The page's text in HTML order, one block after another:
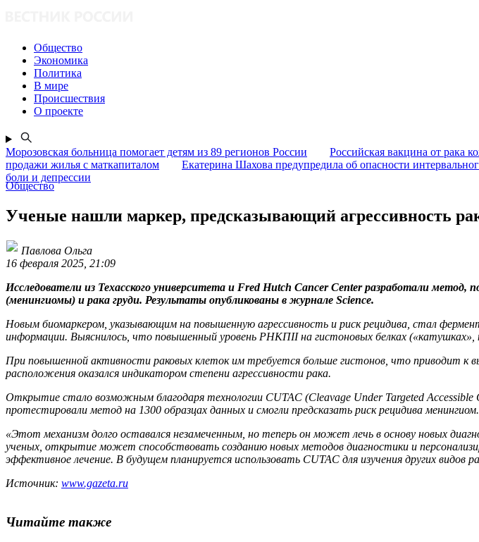
Общество
Экономика
Политика
В мире
Происшествия
О проекте
Морозовская больница помогает детям из 89 регионов России Российская вакцина от рака
продажи жилья с маткапиталом
Екатерина Шахова предупредила об опасности
боли и депрессии
Общество
Ученые нашли маркер, предсказывающий агрессивность
Павлова Ольга
16 февраля 2025, 21:09
Исследователи из Техасского университета и Fred Hutch Cancer Center разработали метод,
(менингиомы) и рака груди. Результаты опубликованы в журнале Science.
Новым биомаркером, указывающим на повышенную агрессивность и риск рецидива, стал
информации. Выяснилось, что повышенный уровень РНКПII на гистоновых белках
При повышенной активности раковых клеток им требуется больше гистонов, что приводит
расположения оказался индикатором степени агрессивности рака.
Открытие стало возможным благодаря технологии CUTAC (Cleavage Under Targeted
протестировали метод на 1300 образцах данных и смогли предсказать риск рецидива
«Этот механизм долго оставался незамеченным, но теперь он может лечь в основу новых
ученых, открытие может способствовать созданию новых методов диагностики и
эффективное лечение. В будущем планируется использовать CUTAC для изучения других видов
Источник: www.gazeta.ru
Читайте также